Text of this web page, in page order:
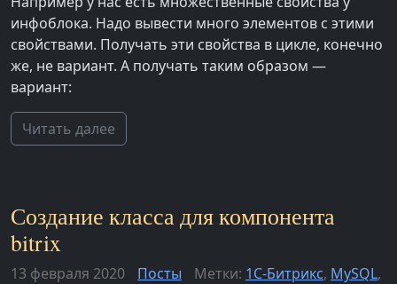
инфоблока. Надо вывести много элементов с этими
свойствами. Получать эти свойства в цикле, конечно
же, не вариант. А получать таким образом —
вариант:
Читать далее
Создание класса для компонента
bitrix
13 февраля 2020 Посты Метки: 1С-Битрикс, MySQL,